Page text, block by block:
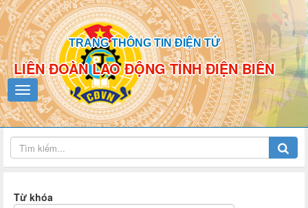
TRANG THÔNG TIN ĐIỆN TỬ
LIÊN ĐOÀN LAO ĐỘNG TỈNH ĐIỆN BIÊN
Từ khóa